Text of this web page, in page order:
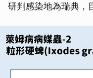
研判感染地為瑞典，